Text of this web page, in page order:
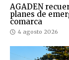
AGADEN
planes de
comarca
4 agosto 2026